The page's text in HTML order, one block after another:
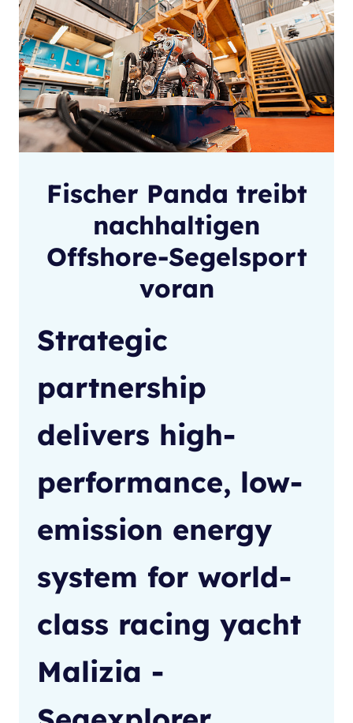
Fischer Panda treibt
nachhaltigen
Offshore-Segelsport
voran
Strategic
partnership
delivers high-
performance, low-
emission energy
system for world-
class racing yacht
Malizia -